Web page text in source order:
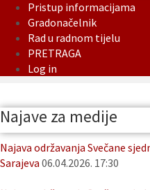
Pristup informacijama
Gradonačelnik
Rad u radnom tijelu
PRETRAGA
Log in
Najave za medije
Najava održavanja Svečane
Sarajeva 06.04.2026. 17:30